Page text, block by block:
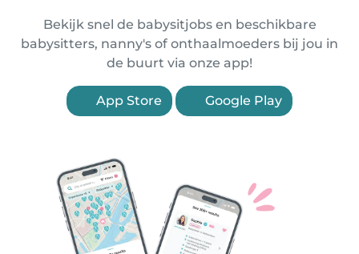
Bekijk snel de babysitjobs en beschikbare
babysitters, nanny's of onthaalmoeders bij jou in
de buurt via onze app!
App Store Google Play